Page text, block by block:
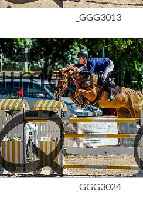
_GGG3013
15,00 €
_GGG3024